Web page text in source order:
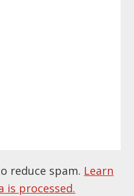
reduce spam. Learn
is processed.